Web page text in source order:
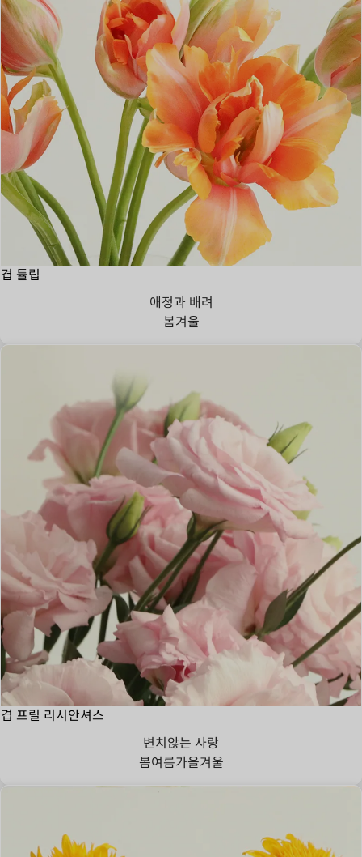
겹 튤립
애정과 배려
봄겨울
겹 프릴 리시안셔스
변치않는 사랑
봄여름가을겨울